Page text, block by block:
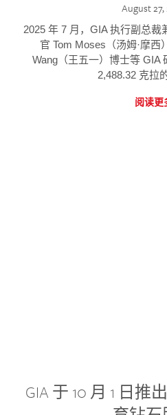
August 27,
2025 年 7 月，GIA 执行副总
官 Tom Moses（汤姆·摩西
Wang（王五一）博士等 GIA
2,488.32 克拉
阅读更
GIA 于 10 月 1 日